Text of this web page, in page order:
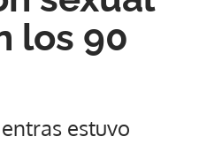
los 90
estuvo